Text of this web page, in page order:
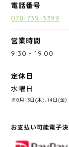
電話番号
078-739-3399
営業時間
9:30 -19:00
定休日
水曜日
※8月13日(木)、14日(金)
お支払い可能電子決
PayPay